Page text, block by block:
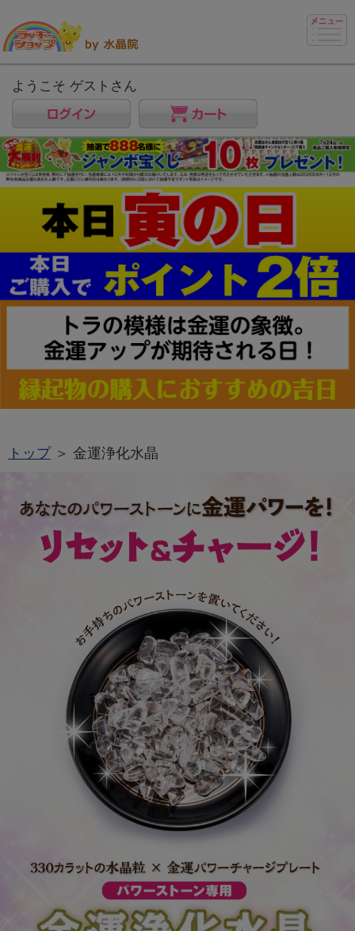
ようこそ ゲストさん
トップ＞ 金運浄化水晶